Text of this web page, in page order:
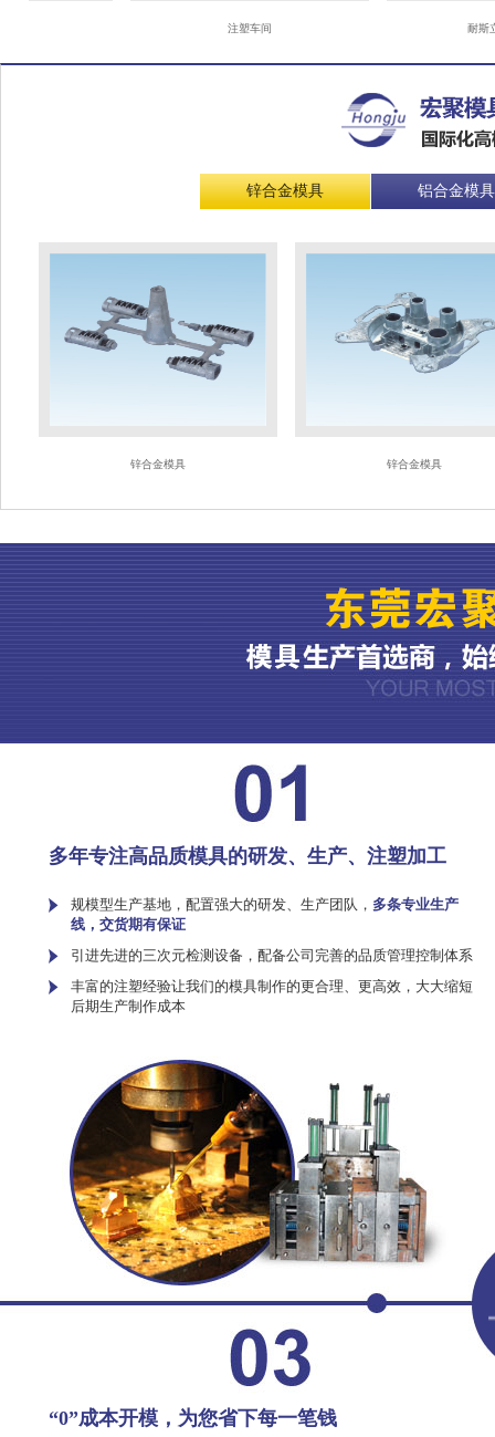
注塑车间 耐斯立式合
锌合金模具 铝合金模具
锌合金模具 锌合金模具
多年专注高品质模具的研发、生产、注塑加工
规模型生产基地，配置强大的研发、生产团队， 多条专业生产
线，交货期有保证
引进先进的三次元检测设备，配备公司完善的品质管理控制体系
丰富的注塑经验让我们的模具制作的更合理、更高效，大大缩短
后期生产制作成本
“0”成本开模，为您省下每一笔钱